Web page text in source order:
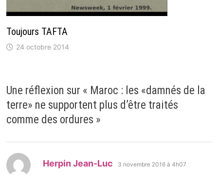
Toujours TAFTA
24 octobre 2014
Une réflexion sur « Maroc : les «damnés de la
terre» ne supportent plus d’être traités
comme des ordures »
Herpin Jean-Luc dit :
3 novembre 2016 à 4h07